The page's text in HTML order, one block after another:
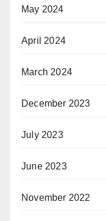
May 2024
April 2024
March 2024
December 2023
July 2023
June 2023
November 2022